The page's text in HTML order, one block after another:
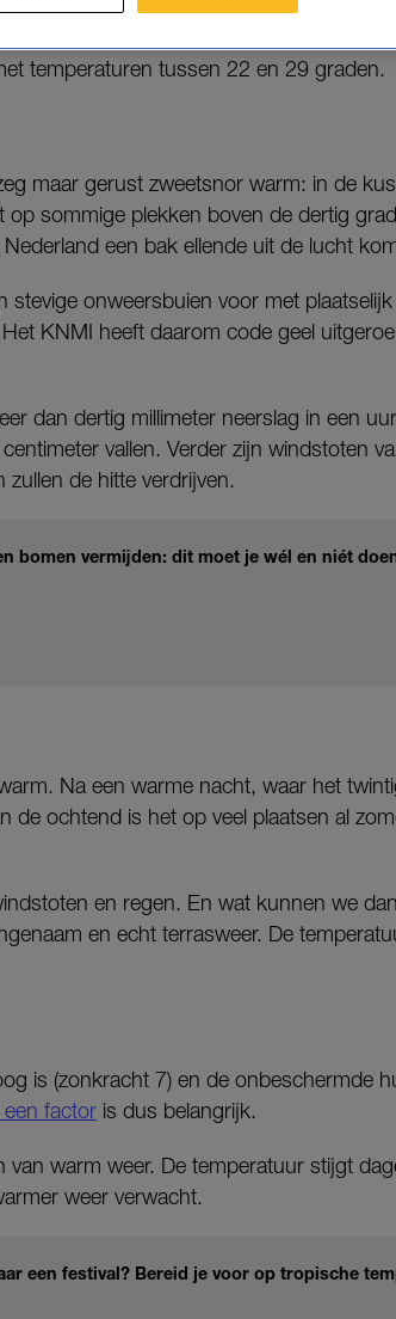
van het jaar komt eraan.
temperaturen tussen 22 en 29 graden.
maar gerust zweetsnor warm: in de
op sommige plekken boven de dertig
een bak ellende uit de lucht
onweersbuien voor met
KNMI heeft daarom code geel
dan dertig millimeter neerslag in een
vallen. Verder zijn windstoten
de hitte verdrijven.
bomen vermijden: dit moet je wél en niét
Na een warme nacht, waar het
de ochtend is het op veel plaatsen al
en regen. En wat kunnen we
en echt terrasweer. De
is (zonkracht 7) en de onbeschermde
factor is dus belangrijk.
warm weer. De temperatuur stijgt
weer verwacht.
een festival? Bereid je voor op tropische